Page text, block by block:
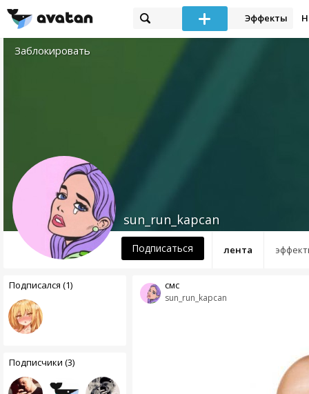
Эффекты
Заблокировать
лента
sun_run_kapcan
Подписаться
Подписался (1)
Подписчики (3)
sun_run_kapcan
смс